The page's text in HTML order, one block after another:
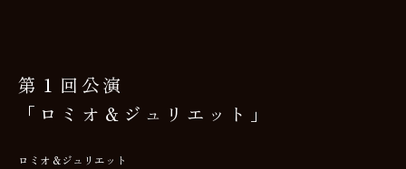
第１回公演
「ロミオ＆ジュリエット」
ロミオ＆ジュリエット